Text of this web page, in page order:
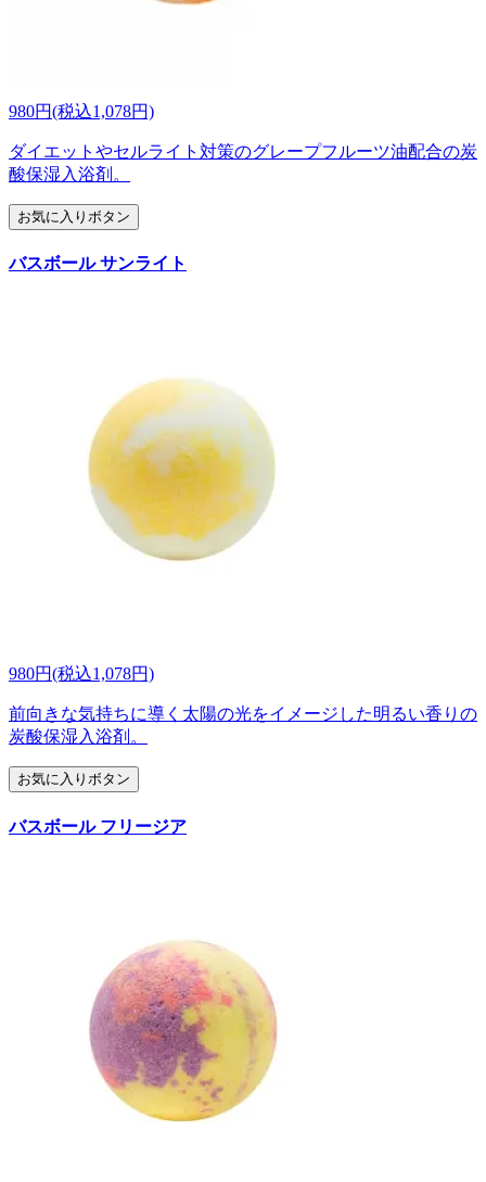
980円(税込1,078円)
ダイエットやセルライト対策のグレープフルーツ油配合の炭
酸保湿入浴剤。
お気に入りボタン
バスボール サンライト
980円(税込1,078円)
前向きな気持ちに導く太陽の光をイメージした明るい香りの
炭酸保湿入浴剤。
お気に入りボタン
バスボール フリージア